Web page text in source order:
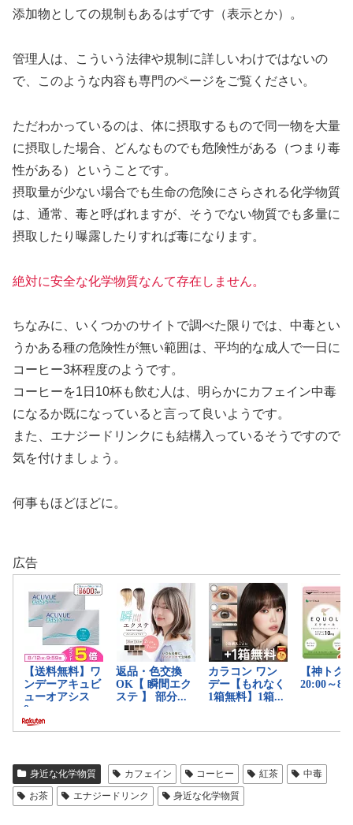
添加物としての規制もあるはずです（表示とか）。
管理人は、こういう法律や規制に詳しいわけではないの
で、このような内容も専門のページをご覧ください。
ただわかっているのは、体に摂取するもので同一物を大量
に摂取した場合、どんなものでも危険性がある（つまり毒
性がある）ということです。
摂取量が少ない場合でも生命の危険にさらされる化学物質
は、通常、毒と呼ばれますが、そうでない物質でも多量に
摂取したり曝露したりすれば毒になります。
絶対に安全な化学物質なんて存在しません。
ちなみに、いくつかのサイトで調べた限りでは、中毒とい
うかある種の危険性が無い範囲は、平均的な成人で一日に
コーヒー3杯程度のようです。
コーヒーを1日10杯も飲む人は、明らかにカフェイン中毒
になるか既になっていると言って良いようです。
また、エナジードリンクにも結構入っているそうですので
気を付けましょう。
何事もほどほどに。
広告
身近な化学物質 カフェイン コーヒー 紅茶
中毒
お茶
エナジードリンク 身近な化学物質